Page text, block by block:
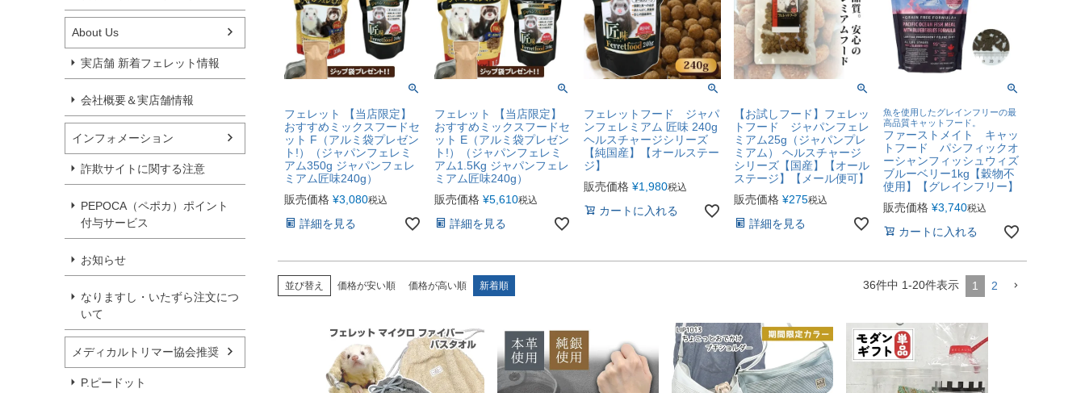
About Us
実店舗 新着フェレット情報
会社概要＆実店舗情報
インフォメーション
詐欺サイトに関する注意
PEPOCA（ペポカ）ポイント
付与サービス
お知らせ
なりますし・いたずら注文につ
いて
メディカルトリマー協会推奨
P.ピードット
フェレット 【当店限定】
おすすめミックスフードセ
ット F（アルミ袋プレゼン
ト!）（ジャパンフェレミ
アム350g ジャパンフェレ
ミアム匠味240g）
販売価格 ¥3,080税込
詳細を見る
フェレット 【当店限定】
おすすめミックスフードセ
ット E（アルミ袋プレゼン
ト!）（ジャパンフェレミ
アム1.5Kg ジャパンフェレ
ミアム匠味240g）
販売価格 ¥5,610税込
詳細を見る
フェレットフード ジャパ
ンフェレミアム 匠味 240g
ヘルスチャージシリーズ
【純国産】【オールステー
ジ】
販売価格 ¥1,980税込
カートに入れる
【お試しフード】フェレッ
トフード ジャパンフェレ
ミアム25g（ジャパンプレ
ミアム） ヘルスチャージ
シリーズ【国産】【オール
ステージ】【メール便可】
販売価格 ¥275税込
詳細を見る
魚を使用したグレインフリーの最
高品質キャットフード。
ファーストメイト キャッ
トフード パシフィックオ
ーシャンフィッシュウィズ
ブルーベリー1kg【穀物不
使用】【グレインフリー】
販売価格 ¥3,740税込
カートに入れる
並び替え 価格が安い順 価格が高い順 新着順 36件中 1-20件表示 1 2